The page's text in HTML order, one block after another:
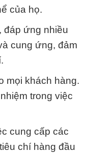
của họ.
đáp ứng nhiều
cung ứng, đảm
mọi khách hàng.
trong việc
cung cấp các
chí hàng đầu